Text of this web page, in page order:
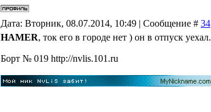
Дата: Вторник, 08.07.2014, 10:49 | Сообщение # 34
HAMER, ток его в городе нет ) он в отпуск уехал.
Бoрт № 019 http://nvlis.101.ru